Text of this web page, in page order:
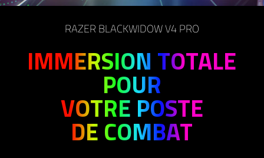
on
RAZER BLACKWIDOW V4 PRO
IMMERSION TOTALE
POUR
VOTRE POSTE
DE COMBAT